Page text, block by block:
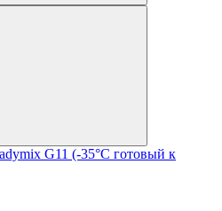
G11 (-35°C готовый к